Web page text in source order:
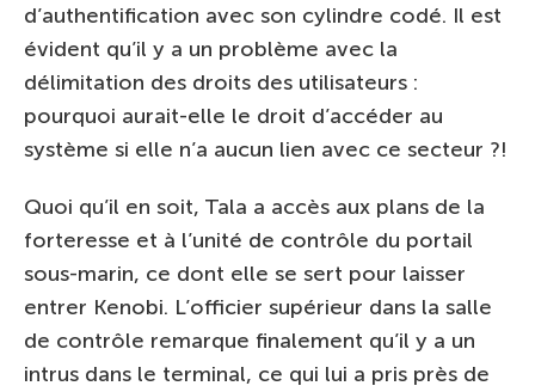
d’authentification avec son cylindre codé. Il est
évident qu’il y a un problème avec la
délimitation des droits des utilisateurs :
pourquoi aurait-elle le droit d’accéder au
système si elle n’a aucun lien avec ce secteur ?!
Quoi qu’il en soit, Tala a accès aux plans de la
forteresse et à l’unité de contrôle du portail
sous-marin, ce dont elle se sert pour laisser
entrer Kenobi. L’officier supérieur dans la salle
de contrôle remarque finalement qu’il y a un
intrus dans le terminal, ce qui lui a pris près de